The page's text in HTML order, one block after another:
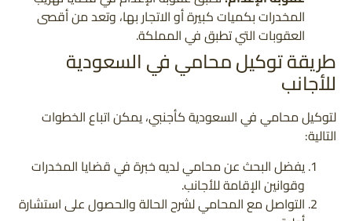
المخدرات بكميات كبيرة أو الاتجار بها، وتعد من أقصى
العقوبات التي تطبق في المملكة.
طريقة توكيل محامي في السعودية
للأجانب
لتوكيل محامي في السعودية كأجنبي، يمكن اتباع الخطوات
التالية:
يفضل البحث عن محامي لديه خبرة في قضايا المخدرات
وقوانين الإقامة للأجانب.
التواصل مع المحامي لشرح الحالة والحصول على استشارة